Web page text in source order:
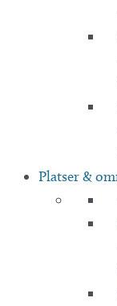
Platser &